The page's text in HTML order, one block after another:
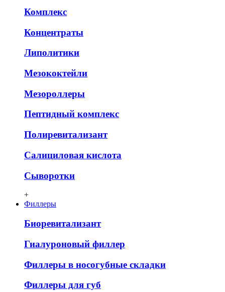
Комплекс
Концентраты
Липолитики
Мезококтейли
Мезороллеры
Пептидный комплекс
Полиревитализант
Салициловая кислота
Сыворотки
+
Филлеры
Биоревитализант
Гиалуроновый филлер
Филлеры в носогубные складки
Филлеры для губ